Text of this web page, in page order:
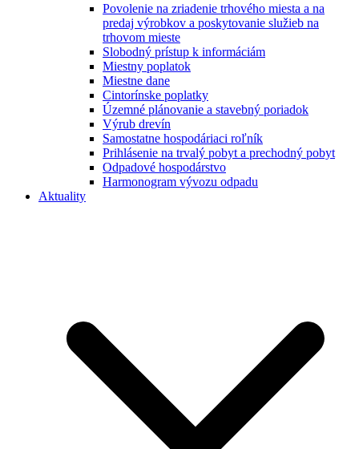
Povolenie na zriadenie trhového miesta a na
predaj výrobkov a poskytovanie služieb na
trhovom mieste
Slobodný prístup k informáciám
Miestny poplatok
Miestne dane
Cintorínske poplatky
Územné plánovanie a stavebný poriadok
Výrub drevín
Samostatne hospodáriaci roľník
Prihlásenie na trvalý pobyt a prechodný pobyt
Odpadové hospodárstvo
Harmonogram vývozu odpadu
Aktuality